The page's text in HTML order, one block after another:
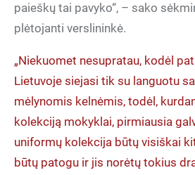
paieškų tai pavyko“, – sako
plėtojanti verslininkė.
„Niekuomet nesupratau, kodėl
Lietuvoje siejasi tik su languotu
mėlynomis kelnėmis, todėl,
kolekciją mokyklai, pirmiausia
uniformų kolekcija būtų visiškai
būtų patogu ir jis norėtų tokius